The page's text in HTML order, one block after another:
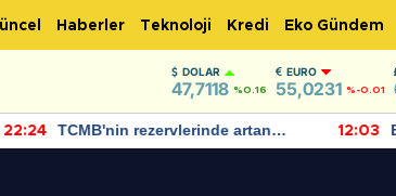
Haberler Teknoloji Kredi Eko Gündem
DOLAR
47,7118 %0.16
EURO
55,0231 %-0.01
22:24
TCMB'nin rezervlerinde artan
momentum devam ediyor
12:03